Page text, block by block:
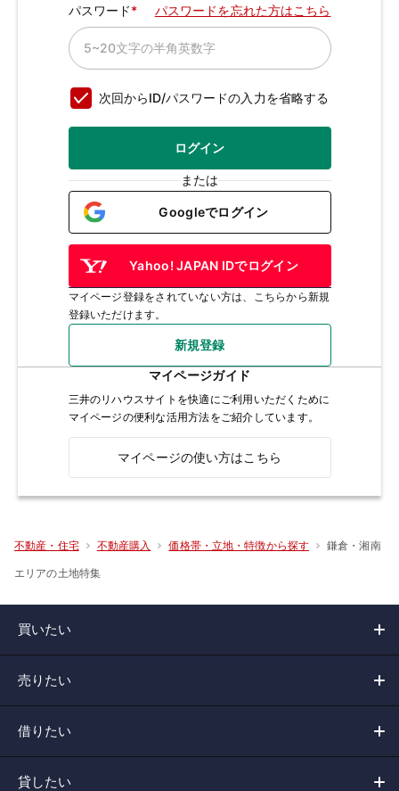
パスワード パスワードを忘れた方はこちら
次回からID/パスワードの入力を省略する
ログイン
または
Googleでログイン
Yahoo! JAPAN IDでログイン
マイページ登録をされていない方は、こちらから新規
登録いただけます。
新規登録
マイページガイド
三井のリハウスサイトを快適にご利用いただくために
マイページの便利な活用方法をご紹介しています。
マイページの使い方はこちら
不動産・住宅 不動産購入 価格帯・立地・特徴から探す 鎌倉・湘南
エリアの土地特集
買いたい
売りたい
借りたい
貸したい